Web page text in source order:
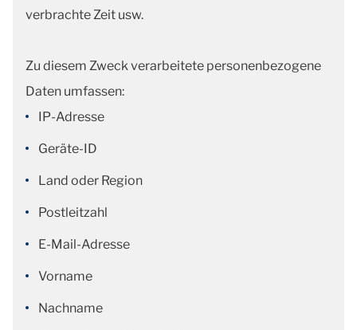
verbrachte Zeit usw.
Zu diesem Zweck verarbeitete personenbezogene
Daten umfassen:
IP-Adresse
Geräte-ID
Land oder Region
Postleitzahl
E-Mail-Adresse
Vorname
Nachname